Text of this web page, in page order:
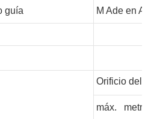
guía M Ade en
Orificio del
máx. metro